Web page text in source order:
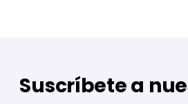
Suscríbete a